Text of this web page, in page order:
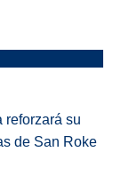
reforzará su
de San Roke